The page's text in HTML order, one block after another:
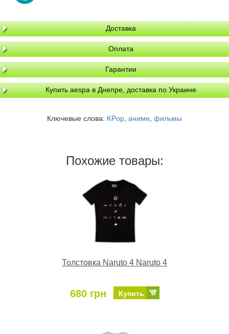
Доставка
Оплата
Гарантии
Купить aespa в Днепре, доставка по Украине
Ключевые слова: KPop аниме фильмы
Похожие товары:
Толстовка Naruto 4 Naruto 4
680 грн Купить